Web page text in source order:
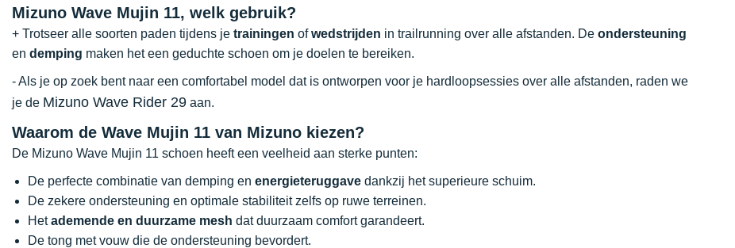
Mizuno Wave Mujin 11, welk gebruik?
+ Trotseer alle soorten paden tijdens je trainingen ofwedstrijden in trailrunning over alle afstanden. De ondersteuning
en demping maken het een geduchte schoen om je doelen te bereiken.
- Als je op zoek bent naar een comfortabel model dat is ontworpen voor je hardloopsessies over alle afstanden, raden we
je de Mizuno Wave Rider 29 aan.
Waarom de Wave Mujin 11 van Mizuno kiezen?
De Mizuno Wave Mujin 11 schoen heeft een veelheid aan sterke punten:
De perfecte combinatie van demping en energieteruggave dankzij het superieure schuim.
De zekere ondersteuning en optimale stabiliteit zelfs op ruwe terreinen.
Hetademende en duurzame mesh dat duurzaam comfort garandeert.
De tong met vouw die de ondersteuning bevordert.